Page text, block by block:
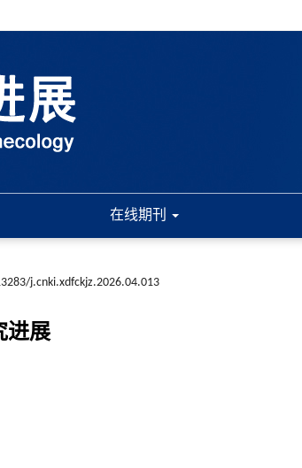
在线期刊
j.cnki.xdfckjz.2026.04.013
进展